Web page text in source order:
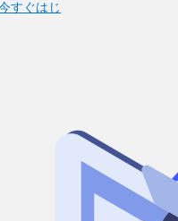
すぐはじ